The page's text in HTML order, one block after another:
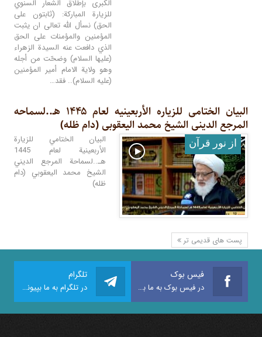
الكبرى بإطلاق الشعار السنوي
للزيارة المباركة: (ثابتون على
الحق) نسأل الله تعالى ان يثبت
المؤمنين والمؤمنات على الحق
الذي دافعت عنه السيدة الزهراء
(عليها السلام) وضحّت من أجله
وهو ولاية الامام أمير المؤمنين
(عليه السلام).. فقد…
البیان الختامی للزیاره الأربعینیه لعام ۱۴۴۵ هـ..لسماحه
المرجع الدینی الشیخ محمد الیعقوبی (دام ظله)
از نور قرآن
البيان الختامي للزيارة
الأربعينية لعام 1445
هـ..لسماحة المرجع الديني
الشيخ محمد اليعقوبي (دام
ظله)
پست های قدیمی تر
فیس بوک
در فیس بوک به ما بپیوندید
تلگرام
در تلگرام به ما بپیوندید